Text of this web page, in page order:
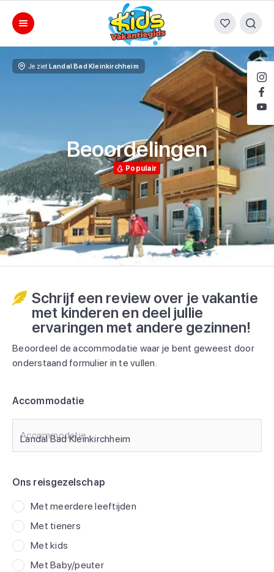
Beoordelingen
Populair
Je ziet Landal Bad Kleinkirchheim
Schrijf een review over je vakantie
met kinderen en deel jullie
ervaringen met andere gezinnen!
Beoordeel de accommodatie waar je bent geweest door
onderstaand formulier in te vullen.
Accommodatie
Accommodatie
Ons reisgezelschap
Met meerdere leeftijden
Met tieners
Met kids
Met Baby/peuter